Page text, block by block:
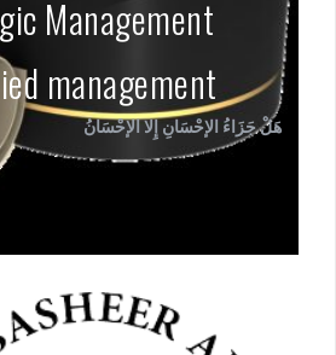
Management
management
هَلْ جَزَاءُ الإحْسَانِ إِلا الإحْسَانُ